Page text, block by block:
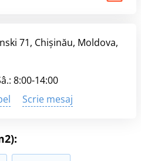
71, Chişinău, Moldova,
8:00-14:00
Scrie mesaj